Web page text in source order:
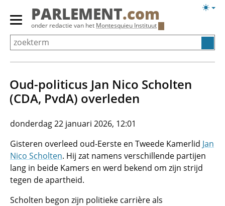
Overslaan
Primair
menu
tonen/verbergen
PARLEMENT.com
onder redactie van het Montesquieu Instituut
Oud-politicus Jan Nico Scholten
(CDA, PvdA) overleden
donderdag 22 januari 2026, 12:01
Gisteren overleed oud-Eerste en Tweede Kamerlid Jan
Nico Scholten. Hij zat namens verschillende partijen
lang in beide Kamers en werd bekend om zijn strijd
tegen de apartheid.
Scholten begon zijn politieke carrière als